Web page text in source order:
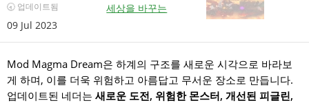
🕣 업데이트됨
09 Jul 2023
세상을 바꾸는
Mod Magma Dream은 하계의 구조를 새로운 시각으로 바라보
게 하며, 이를 더욱 위험하고 아름답고 무서운 장소로 만듭니다.
업데이트된 네더는 새로운 도전, 위험한 몬스터, 개선된 피글린,